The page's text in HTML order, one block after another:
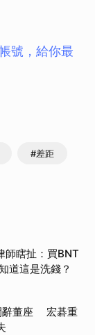
號，給你最
#差距
師瞎扯：買BNT
道這是洗錢？
辭董座 宏碁重